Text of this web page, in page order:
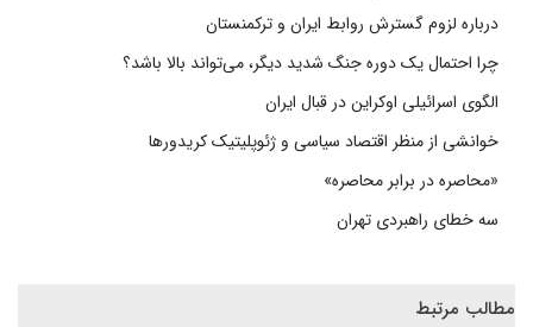
درباره لزوم گسترش روابط ایران و ترکمنستان
چرا احتمال یک دوره جنگ شدید دیگر، می‌تواند بالا باشد؟
الگوی اسرائیلی اوکراین در قبال ایران
خوانشی از منظر اقتصاد سیاسی و ژئوپلیتیک کریدورها
«محاصره در برابر محاصره»
سه خطای راهبردی تهران
مطالب مرتبط